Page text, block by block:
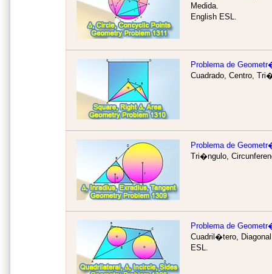
Medida.
English ESL.
Problema de
Cuadrado, Centro,
Problema de
Tri�ngulo,
Problema de
Cuadril�tero,
ESL.